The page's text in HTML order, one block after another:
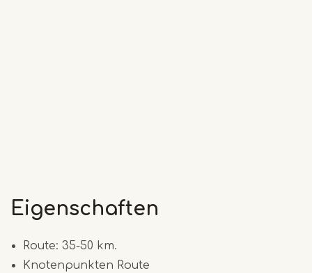
Eigenschaften
Route: 35-50 km.
Knotenpunkten Route